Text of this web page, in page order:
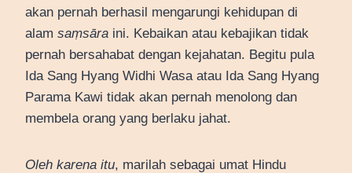
akan pernah berhasil mengarungi kehidupan di
alam saṃsāra ini. Kebaikan atau kebajikan tidak
pernah bersahabat dengan kejahatan. Begitu pula
Ida Sang Hyang Widhi Wasa atau Ida Sang Hyang
Parama Kawi tidak akan pernah menolong dan
membela orang yang berlaku jahat.
Oleh karena itu, marilah sebagai umat Hindu